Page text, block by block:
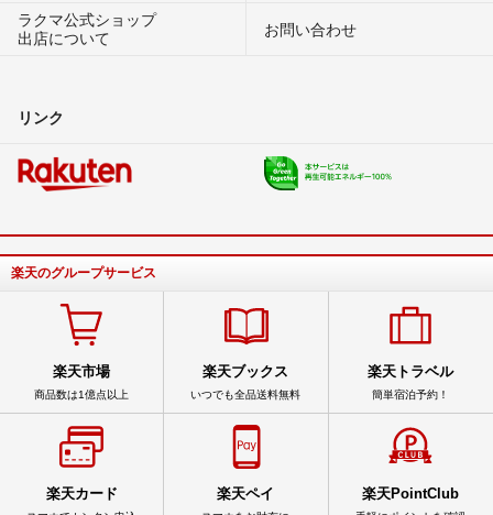
ラクマ公式ショップ
出店について
お問い合わせ
リンク
楽天のグループサービス
楽天市場
商品数は1億点以上
楽天ブックス
いつでも全品送料無料
楽天トラベル
簡単宿泊予約！
楽天カード 楽天ペイ 楽天PointClub